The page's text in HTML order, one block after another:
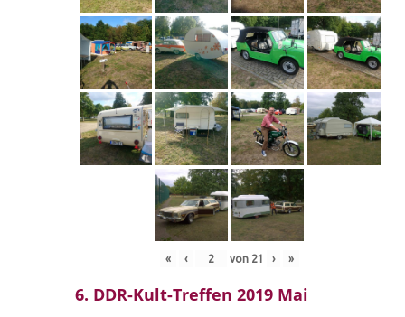
« ‹ von 21 › »
6. DDR-Kult-Treffen 2019 Mai